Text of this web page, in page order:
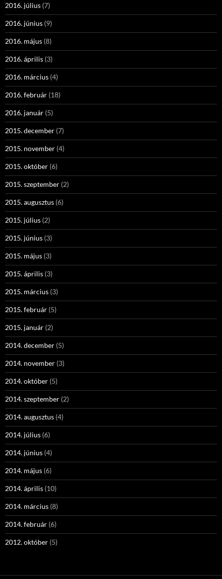
2016. július (7)
2016. június (9)
2016. május (8)
2016. április (3)
2016. március (4)
2016. február (18)
2016. január (5)
2015. december (7)
2015. november (4)
2015. október (6)
2015. szeptember (2)
2015. augusztus (6)
2015. július (2)
2015. június (3)
2015. május (3)
2015. április (3)
2015. március (3)
2015. február (5)
2015. január (2)
2014. december (5)
2014. november (3)
2014. október (5)
2014. szeptember (2)
2014. augusztus (4)
2014. július (6)
2014. június (4)
2014. május (6)
2014. április (10)
2014. március (8)
2014. február (6)
2012. október (5)